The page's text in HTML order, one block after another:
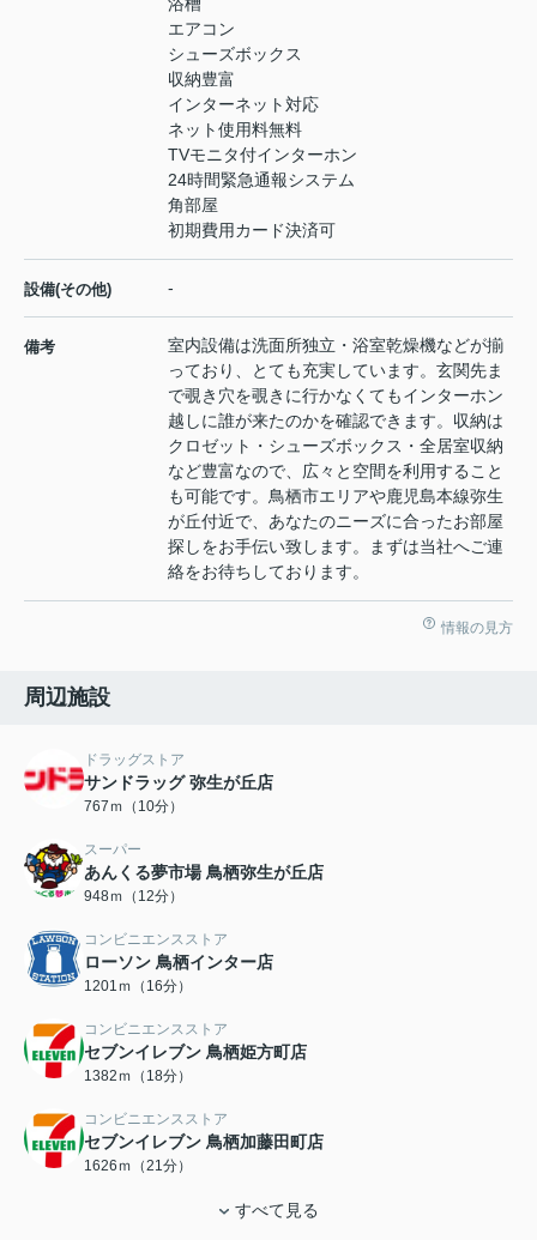
エアコン
シューズボックス
収納豊富
インターネット対応
ネット使用料無料
TVモニタ付インターホン
24時間緊急通報システム
角部屋
初期費用カード決済可
設備(その他) -
備考
室内設備は洗面所独立・浴室乾燥機などが揃
っており、とても充実しています。玄関先ま
で覗き穴を覗きに行かなくてもインターホン
越しに誰が来たのかを確認できます。収納は
クロゼット・シューズボックス・全居室収納
など豊富なので、広々と空間を利用すること
も可能です。鳥栖市エリアや鹿児島本線弥生
が丘付近で、あなたのニーズに合ったお部屋
探しをお手伝い致します。まずは当社へご連
絡をお待ちしております。
情報の見方
周辺施設
ドラッグストア
サンドラッグ 弥生が丘店
767ｍ（10分）
スーパー
あんくる夢市場 鳥栖弥生が丘店
948ｍ（12分）
コンビニエンスストア
ローソン 鳥栖インター店
1201ｍ（16分）
コンビニエンスストア
セブンイレブン 鳥栖姫方町店
1382ｍ（18分）
コンビニエンスストア
セブンイレブン 鳥栖加藤田町店
1626ｍ（21分）
すべて見る